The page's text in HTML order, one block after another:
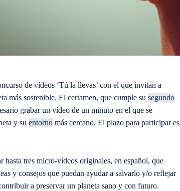
de vídeos ‘Tú la llevas’ con el que invitan a
más sostenible. El certamen, que cumple su segundo
grabar un vídeo de un minuto en el que se
y su entorno más cercano. El plazo para participar es
tres micro-vídeos originales, en español, que
y consejos que puedan ayudar a salvarlo y/o reflejar
a preservar un planeta sano y con futuro.